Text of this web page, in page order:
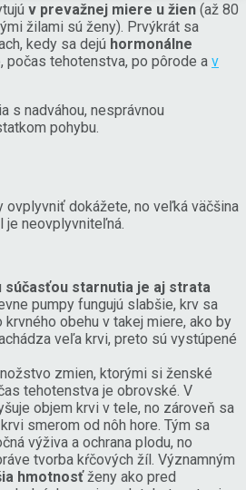
v prevažnej miere u žien (až 80
žilami sú ženy). Prvýkrát sa
kedy sa dejú hormonálne
počas tehotenstva, po pôrode a v
s nadváhou, nesprávnou
pohybu.
ovplyvniť dokážete, no veľká väčšina
je neovplyvniteľná.
súčasťou starnutia je aj strata
pumpy fungujú slabšie, krv sa
krvného obehu v takej miere, ako by
veľa krvi, preto sú vystúpené
zmien, ktorými si ženské
tehotenstva je obrovské. V
objem krvi v tele, no zároveň sa
smerom od nôh hore. Tým sa
výživa a ochrana plodu, no
tvorba kŕčových žíl. Významným
hmotnosťženy ako pred